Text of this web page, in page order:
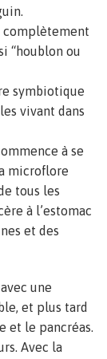
complètement
“houblon ou
symbiotique
vivant dans
à se
microflore
tous les
à l’estomac
et des
une
et plus tard
et le pancréas.
Avec la